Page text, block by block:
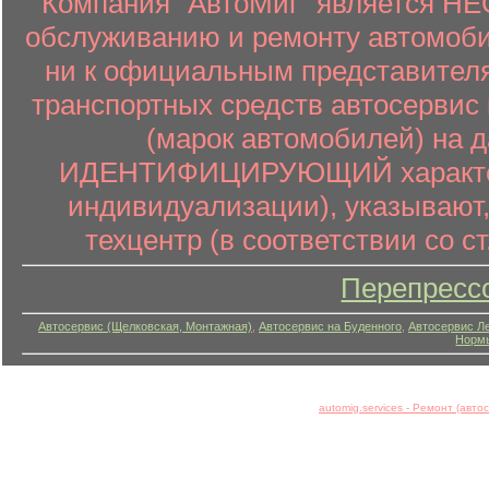
обслуживанию и ремонту
ни к официальным
транспортных средств
(марок автомобилей) на
ИДЕНТИФИЦИРУЮЩИЙ характер
индивидуализации),
техцентр (в соответствии со
Автосервис (Щелковская, Монтажная) Автосервис на Буденного Автосервис
automig.services - Ремонт